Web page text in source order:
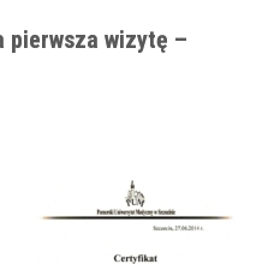
pierwsza wizytę –